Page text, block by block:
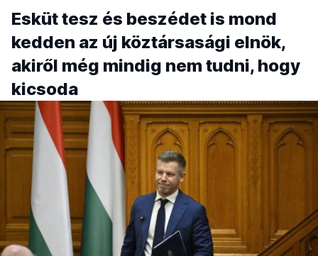
Esküt tesz és beszédet is mond
kedden az új köztársasági elnök,
akiről még mindig nem tudni, hogy
kicsoda